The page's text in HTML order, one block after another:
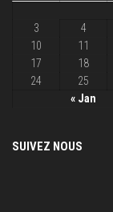
« Jan
3
4
10
11
17
18
24
25
SUIVEZ NOUS